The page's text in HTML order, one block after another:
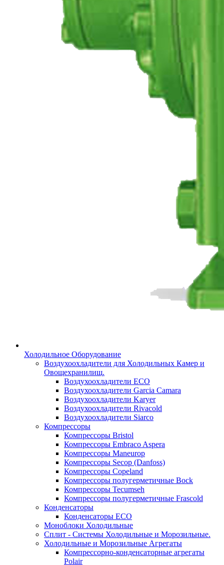
Холодильное Оборудование
Воздухоохладители для Холодильных Камер и
Овощехранилищ.
Воздухоохладители ECO
Воздухоохладители Garcia Camara
Воздухоохладители Karyer
Воздухоохладители Rivacold
Воздухоохладители Siarco
Компрессоры
Компрессоры Bristol
Компрессоры Embraco Aspera
Компрессоры Maneurop
Компрессоры Secop (Danfoss)
Компрессоры Copeland
Компрессоры полугерметичные Bock
Компрессоры Tecumseh
Компрессоры полугерметичные Frascold
Конденсаторы
Конденсаторы ECO
Моноблоки Холодильные
Сплит - Системы Холодильные и Морозильные.
Холодильные и Морозильные Агрегаты
Компрессорно-конденсаторные агрегаты
Polair